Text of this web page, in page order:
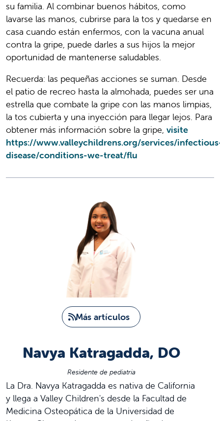
su familia. Al combinar buenos hábitos, como
lavarse las manos, cubrirse para la tos y quedarse en
casa cuando están enfermos, con la vacuna anual
contra la gripe, puede darles a sus hijos la mejor
oportunidad de mantenerse saludables.
Recuerda: las pequeñas acciones se suman. Desde
el patio de recreo hasta la almohada, puedes ser una
estrella que combate la gripe con las manos limpias,
la tos cubierta y una inyección para llegar lejos. Para
obtener más información sobre la gripe, visite
https://www.valleychildrens.org/services/
disease/conditions-we-treat/flu
Más artículos
Navya Katragadda, DO
Residente de pediatría
La Dra. Navya Katragadda es nativa de California
y llega a Valley Children's desde la Facultad de
Medicina Osteopática de la Universidad de